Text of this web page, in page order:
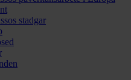
stadgar